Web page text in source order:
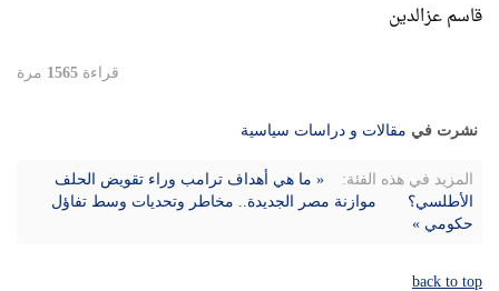
قاسم عزالدين
قراءة 1565 مرة
نشرت في مقالات و دراسات سياسية
المزيد في هذه الفئة:
« ما هي أهداف ترامب وراء تقويض الحلف
الأطلسي؟
موازنة مصر الجديدة.. مخاطر وتحديات وسط تفاؤل
حكومي »
back to top